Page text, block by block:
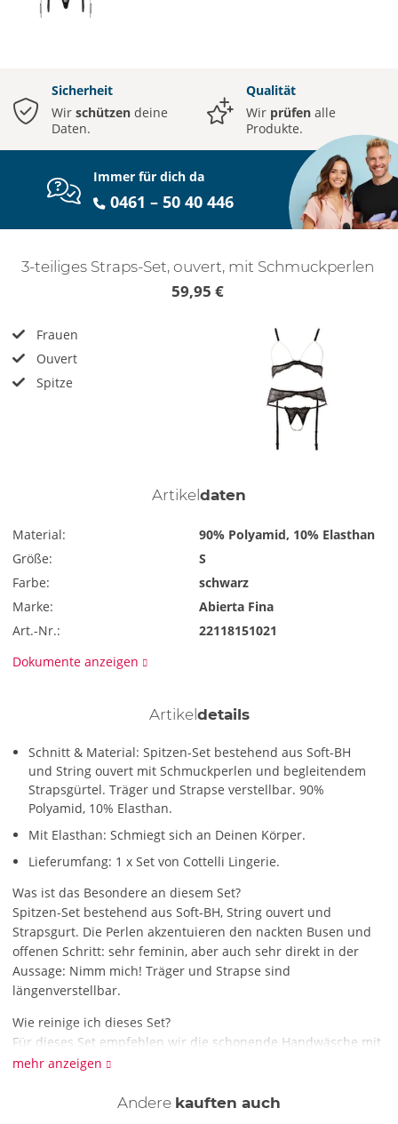
Sicherheit
Wir schützen deine
Daten.
Qualität
Wir prüfen alle
Produkte.
Immer für dich da
0461 – 50 40 446
3-teiliges Straps-Set, ouvert, mit Schmuckperlen
59,95 €
Frauen
Ouvert
Spitze
Artikel daten
Material:
90% Polyamid, 10% Elasthan
Größe:
S
Farbe:
schwarz
Marke:
Abierta Fina
Art.-Nr.:
22118151021
Dokumente anzeigen
Artikel details
Schnitt & Material: Spitzen-Set bestehend aus Soft-BH
und String ouvert mit Schmuckperlen und begleitendem
Strapsgürtel. Träger und Strapse verstellbar. 90%
Polyamid, 10% Elasthan.
Mit Elasthan: Schmiegt sich an Deinen Körper.
Lieferumfang: 1 x Set von Cottelli Lingerie.
Was ist das Besondere an diesem Set?
Spitzen-Set bestehend aus Soft-BH, String ouvert und
Strapsgurt. Die Perlen akzentuieren den nackten Busen und
offenen Schritt: sehr feminin, aber auch sehr direkt in der
Aussage: Nimm mich! Träger und Strapse sind
längenverstellbar.
Wie reinige ich dieses Set?
Für dieses Set empfehlen wir die schonende Handwäsche mit
Feinwaschmittel.
mehr anzeigen
Andere kauften auch